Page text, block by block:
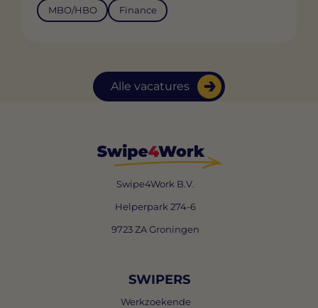
Alle vacatures
MBO/HBO Finance
Swipe4Work B.V.
Helperpark 274-6
9723 ZA Groningen
SWIPERS
Werkzoekende